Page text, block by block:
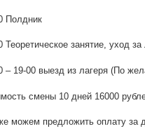
Полдник
Теоретическое занятие, уход
– 19-00 выезд из лагеря (По
смены 10 дней 16000
можем предложить оплату за